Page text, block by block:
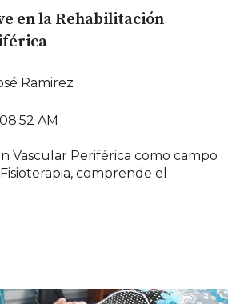
en la Rehabilitación
Ramirez
AM
Vascular Periférica como campo
comprende el